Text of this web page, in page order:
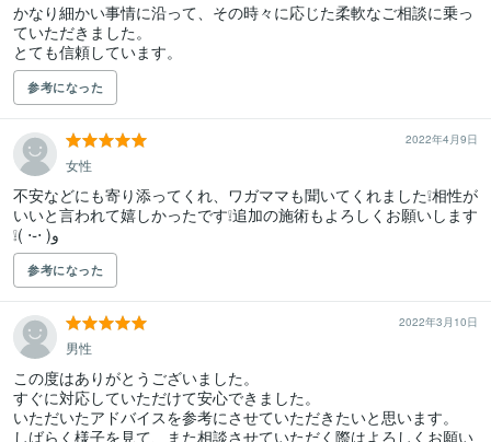
かなり細かい事情に沿って、その時々に応じた柔軟なご相談に乗っ
ていただきました。
とても信頼しています。
参考になった
2022年4月9日
女性
不安などにも寄り添ってくれ、ワガママも聞いてくれました❕相性が
いいと言われて嬉しかったです❕追加の施術もよろしくお願いします
❕( ⋅֊⋅ )‎و
参考になった
2022年3月10日
男性
この度はありがとうございました。
すぐに対応していただけて安心できました。
いただいたアドバイスを参考にさせていただきたいと思います。
しばらく様子を見て、また相談させていただく際はよろしくお願い